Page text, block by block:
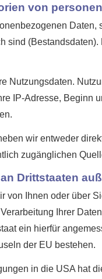
von
sind
Nutzungsdaten.
IP-Adresse, Beginn
wir entweder
zugänglichen
Drittstaaten
von Ihnen oder über
Verarbeitung Ihrer
ein hierfür
der EU bestehen.
in die USA hat